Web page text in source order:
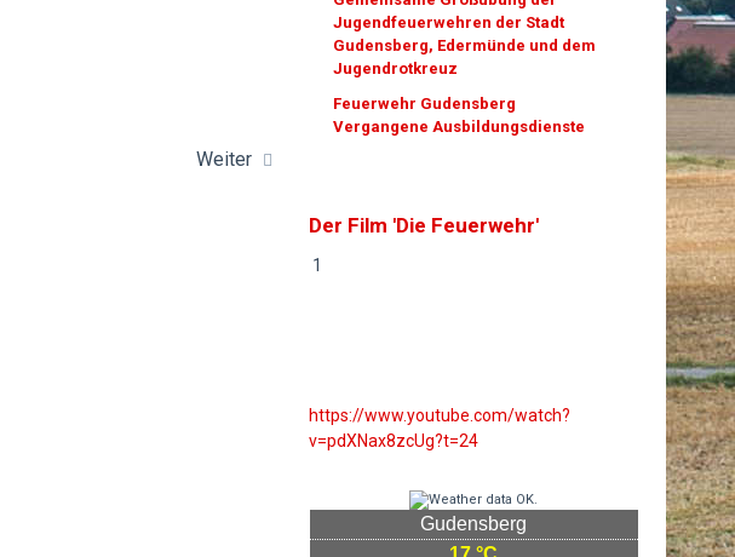
Weiter
Jugendfeuerwehren der Stadt
Gudensberg, Edermünde und dem
Jugendrotkreuz
Feuerwehr Gudensberg
Vergangene Ausbildungsdienste
Der Film 'Die Feuerwehr'
1
https://www.youtube.com/watch?
v=pdXNax8zcUg?t=24
Gudensberg